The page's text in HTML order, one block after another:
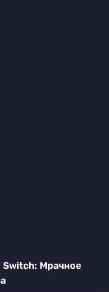
Switch: Мрачное